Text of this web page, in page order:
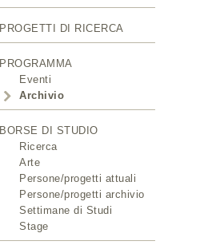
PROGETTI DI RICERCA
PROGRAMMA
Eventi
Archivio
BORSE DI STUDIO
Ricerca
Arte
Persone/progetti attuali
Persone/progetti archivio
Settimane di Studi
Stage